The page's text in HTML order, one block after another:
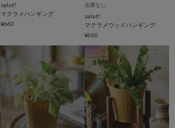
salut!
マクラメハンギング
¥660
在庫なし
salut!
マクラメウッドハンギング
¥660